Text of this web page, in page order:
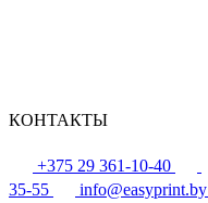
КОНТАКТЫ
+375 29 361-10-40
35-55
info@easyprint.by